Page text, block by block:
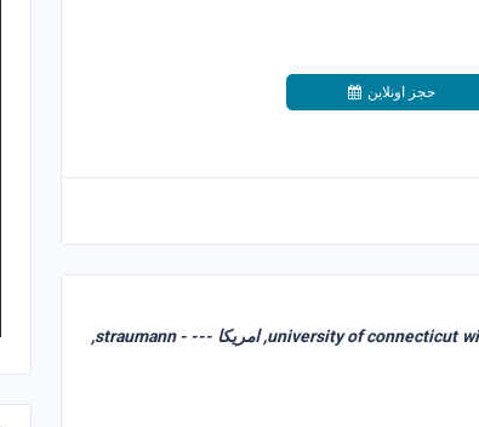
حجز اونلاين
--- - university of connecticut, امريكا --- - university of connecticut with straumann company, امريكا --- - straumann,